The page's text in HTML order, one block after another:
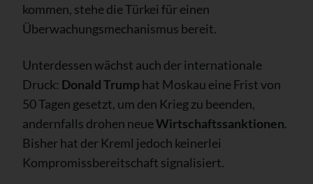
kommen, stehe die Türkei für einen
Überwachungsmechanismus bereit.
Unterdessen wächst auch der internationale
Druck: Donald Trumphat Moskau eine Frist von
50 Tagen gesetzt, um den Krieg zu beenden,
andernfalls drohen neueWirtschaftssanktionen.
Bisher hat der Kreml jedoch keinerlei
Kompromissbereitschaft signalisiert.